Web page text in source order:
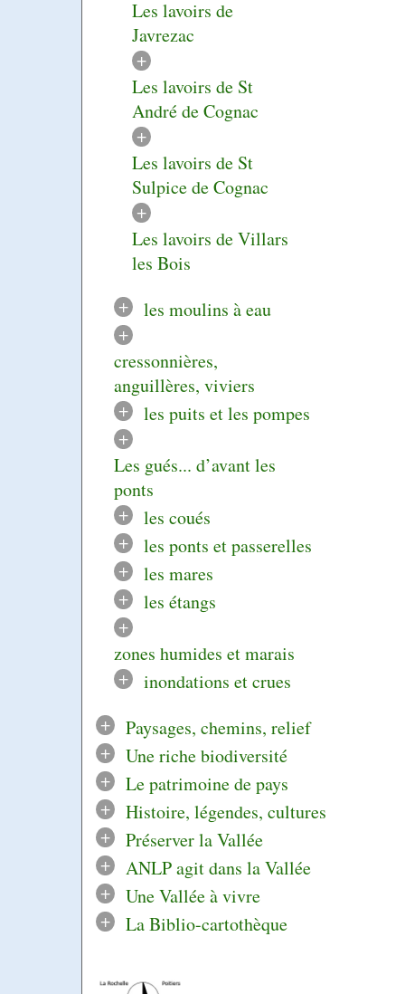
Les lavoirs de
Javrezac
+
Les lavoirs de St
André de Cognac
+
Les lavoirs de St
Sulpice de Cognac
+
Les lavoirs de Villars
les Bois
+
les moulins à eau
+
cressonnières,
anguillères, viviers
+
les puits et les pompes
+
Les gués... d’avant les
ponts
+
les coués
+
les ponts et passerelles
+
les mares
+
les étangs
+
zones humides et marais
+
inondations et crues
+
Paysages, chemins, relief
+
Une riche biodiversité
+
Le patrimoine de pays
+
Histoire, légendes, cultures
+
Préserver la Vallée
+
ANLP agit dans la Vallée
+
Une Vallée à vivre
+
La Biblio-cartothèque